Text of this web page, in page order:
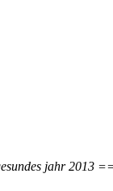
jahr 2013